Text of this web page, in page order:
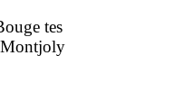
tes
Montjoly